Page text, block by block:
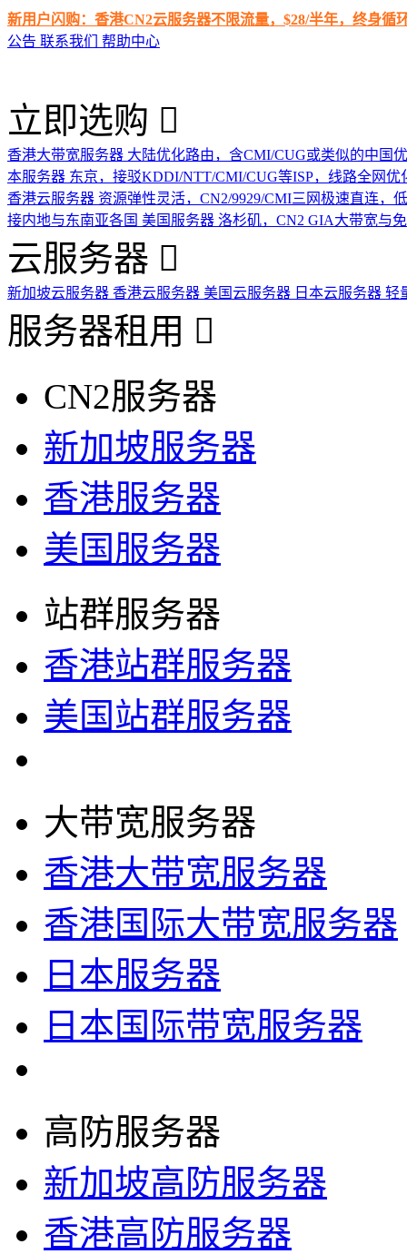
新用户闪购：香港CN2云服务器不限流量，$28/半年，终身循
公告 联系我们 帮助中心
立即选购
香港大带宽服务器 大陆优化路由，含CMI/CUG或类似的中国
本服务器 东京，接驳KDDI/NTT/CMI/CUG等ISP，线路全网优
香港云服务器 资源弹性灵活，CN2/9929/CMI三网极速直连，
接内地与东南亚各国 美国服务器 洛杉矶，CN2 GIA大带宽与
云服务器
新加坡云服务器 香港云服务器 美国云服务器 日本云服务器 轻
服务器租用
CN2服务器
新加坡服务器
香港服务器
美国服务器
站群服务器
香港站群服务器
美国站群服务器
大带宽服务器
香港大带宽服务器
香港国际大带宽服务器
日本服务器
日本国际带宽服务器
高防服务器
新加坡高防服务器
香港高防服务器